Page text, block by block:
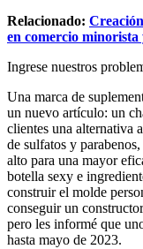
Relacionado:
en comercio
Ingrese nuestros
Una marca de
un nuevo artículo: un
clientes una alternativa
de sulfatos y
alto para una mayor
botella sexy e
construir el molde
conseguir un
pero les informé que
hasta mayo de 2023.